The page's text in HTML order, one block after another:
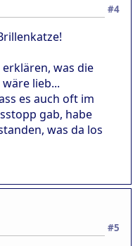
#4
was die
wäre lieb...
es auch oft im
gab, habe
was da los
#5